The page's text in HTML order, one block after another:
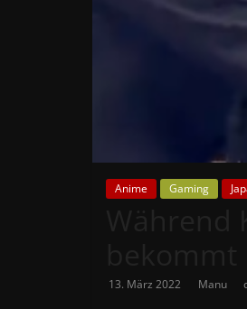
News
aktuellsten
Anime-
und
Anime Gaming
13. März 2022 Manu